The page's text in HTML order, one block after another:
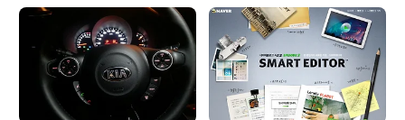
은 bmw가 1,400만원 정도 비싸네요 ㅎㄷㄷ 제네시스는
자연 흡기 엔진이고, 그에 비해 bmw는 과급기 엔진인 듯
싶습니다. 터보차져인지, 슈퍼차져인지 모르겠지만 배기량
대비 출..